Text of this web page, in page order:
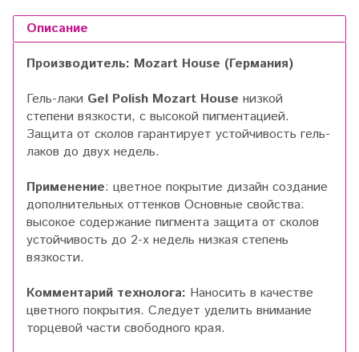
Описание
Производитель: Mozart House (Германия)
Гель-лаки Gel Polish Mozart House низкой
степени вязкости, с высокой пигментацией.
Защита от сколов гарантирует устойчивость гель-
лаков до двух недель.
Применение: цветное покрытие дизайн создание
дополнительных оттенков Основные свойства:
высокое содержание пигмента защита от сколов
устойчивость до 2-х недель низкая степень
вязкости.
Комментарий технолога: Наносить в качестве
цветного покрытия. Следует уделить внимание
торцевой части свободного края.